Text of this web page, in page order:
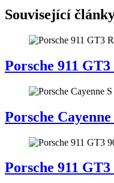
Související
Porsche 911
Porsche
Porsche 911 GT3